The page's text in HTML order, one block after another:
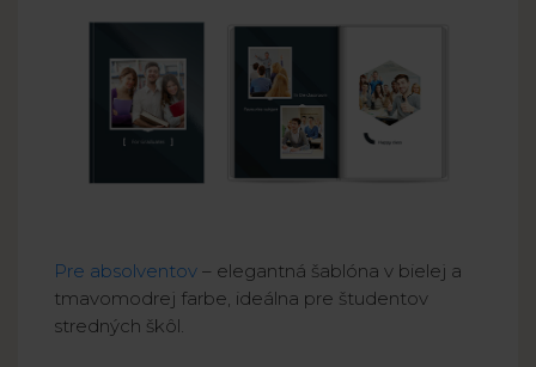
Pre absolventov – elegantná šablóna v bielej a
tmavomodrej farbe, ideálna pre študentov
stredných škôl.